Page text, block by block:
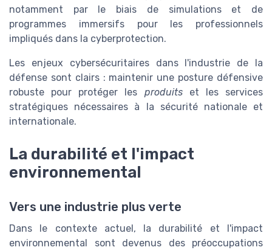
notamment par le biais de simulations et de
programmes immersifs pour les professionnels
impliqués dans la cyberprotection.
Les enjeux cybersécuritaires dans l'industrie de la
défense sont clairs : maintenir une posture défensive
robuste pour protéger les produitset les services
stratégiques nécessaires à la sécurité nationale et
internationale.
La durabilité et l'impact
environnemental
Vers une industrie plus verte
Dans le contexte actuel, la durabilité et l'impact
environnemental sont devenus des préoccupations